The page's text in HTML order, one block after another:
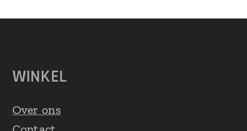
WINKEL
Over ons